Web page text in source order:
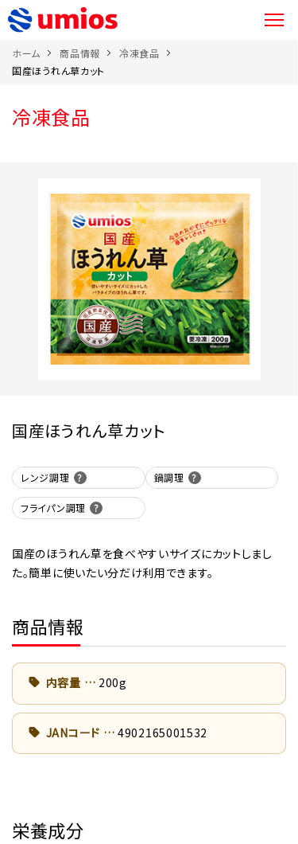
ホーム 商品情報
冷凍食品
国産ほうれん草カット
冷凍食品
国産ほうれん草カット
レンジ調理 鍋調理
フライパン調理
国産のほうれん草を食べやすいサイズにカットしまし
た。簡単に使いたい分だけ利用できます。
商品情報
内容量 200g
JANコード 4902165001532
栄養成分